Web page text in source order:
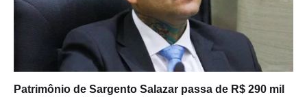
Patrimônio de Sargento Salazar passa de R$ 290 mil